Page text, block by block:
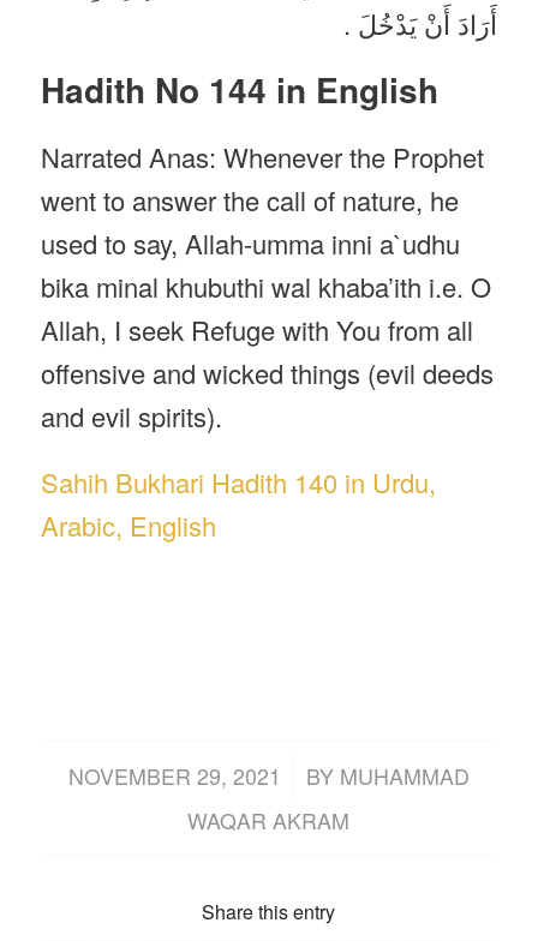
أَرَادَ أَنْ يَدْخُلَ .
Hadith No 144 in English
Narrated Anas: Whenever the Prophet
went to answer the call of nature, he
used to say, Allah-umma inni a`udhu
bika minal khubuthi wal khaba’ith i.e. O
Allah, I seek Refuge with You from all
offensive and wicked things (evil deeds
and evil spirits).
Sahih Bukhari Hadith 140 in Urdu,
Arabic, English
NOVEMBER 29, 2021
/ BY MUHAMMAD
WAQAR AKRAM
Share this entry